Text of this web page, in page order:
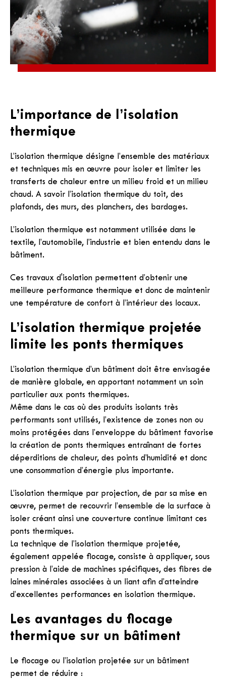
L’importance de l’isolation
thermique
L’isolation thermique désigne l’ensemble des matériaux
et techniques mis en œuvre pour isoler et limiter les
transferts de chaleur entre un milieu froid et un milieu
chaud. A savoir l’isolation thermique du toit, des
plafonds, des murs, des planchers, des bardages.
L’isolation thermique est notamment utilisée dans le
textile, l’automobile, l’industrie et bien entendu dans le
bâtiment.
Ces travaux d'isolation permettent d’obtenir une
meilleure performance thermique et donc de maintenir
une température de confort à l’intérieur des locaux.
L’isolation thermique projetée
limite les ponts thermiques
L’isolation thermique d’un bâtiment doit être envisagée
de manière globale, en apportant notamment un soin
particulier aux ponts thermiques.
Même dans le cas où des produits isolants très
performants sont utilisés, l’existence de zones non ou
moins protégées dans l’enveloppe du bâtiment favorise
la création de ponts thermiques entraînant de fortes
déperditions de chaleur, des points d’humidité et donc
une consommation d’énergie plus importante.
L’isolation thermique par projection, de par sa mise en
œuvre, permet de recouvrir l’ensemble de la surface à
isoler créant ainsi une couverture continue limitant ces
ponts thermiques.
La technique de l’isolation thermique projetée,
également appelée flocage, consiste à appliquer, sous
pression à l’aide de machines spécifiques, des fibres de
laines minérales associées à un liant afin d’atteindre
d’excellentes performances en isolation thermique.
Les avantages du flocage
thermique sur un bâtiment
Le flocage ou l’isolation projetée sur un bâtiment
permet de réduire :